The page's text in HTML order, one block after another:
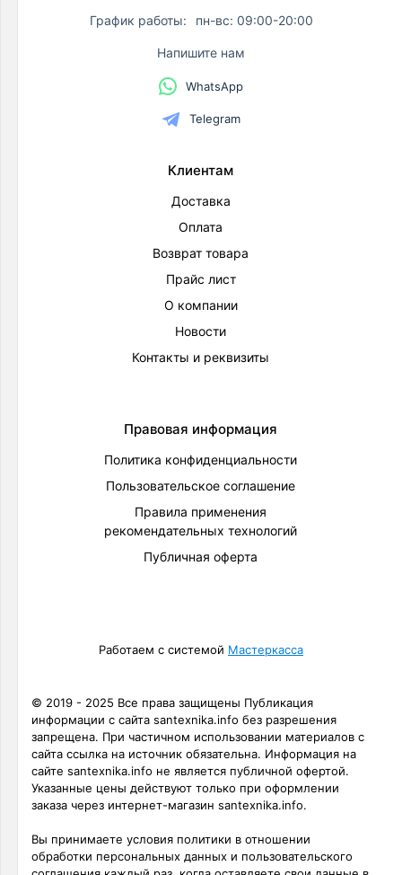
График работы: пн-вс: 09:00-20:00
Напишите нам
WhatsApp
Telegram
Клиентам
Доставка
Оплата
Возврат товара
Прайс лист
О компании
Новости
Контакты и реквизиты
Правовая информация
Политика конфиденциальности
Пользовательское соглашение
Правила применения
рекомендательных технологий
Публичная оферта
Работаем с системой Мастеркасса
© 2019 - 2025 Все права защищены Публикация
информации с сайта santexnika.info без разрешения
запрещена. При частичном использовании материалов с
сайта ссылка на источник обязательна. Информация на
сайте santexnika.info не является публичной офертой.
Указанные цены действуют только при оформлении
заказа через интернет-магазин santexnika.info.
Вы принимаете условия политики в отношении
обработки персональных данных и пользовательского